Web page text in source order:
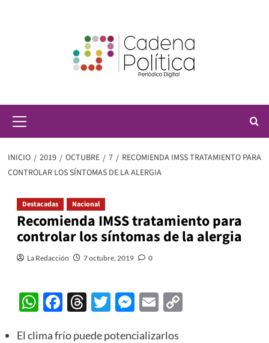
principal
INICIO 2019 OCTUBRE 7
RECOMIENDA IMSS TRATAMIENTO PARA
CONTROLAR LOS SÍNTOMAS DE LA ALERGIA
Destacadas Nacional
Recomienda IMSS tratamiento para
controlar los síntomas de la alergia
La Redacción 7 octubre, 2019 0
WhatsApp
Facebook
Threads
Twitter
Messenger
EmailCopy
El clima frío puede potencializarlos